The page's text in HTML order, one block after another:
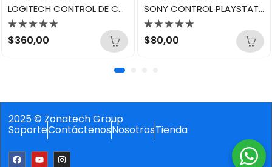
LOGITECH CONTROL DE CARERRAS CON PEDALES PARA PS4 Y PC G923
Valorado
con
$360,00
SONY CONTROL PLAYSTATION PS5 CHROMA PEARL
Valorado
con
$80,00
2025 © Zonatech Group
SoporteContáctenosNosotrosTienda